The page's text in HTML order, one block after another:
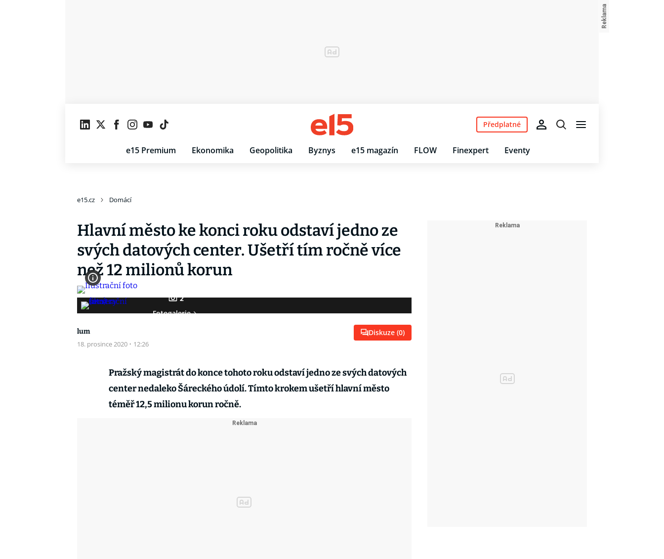
e15 Premium Ekonomika Geopolitika Byznys e15 magazín FLOW Finexpert Eventy
Předplatné
e15.cz Domácí
Hlavní město ke konci roku odstaví jedno ze
svých datových center. Ušetří tím ročně více
než 12 milionů korun
2
Fotogalerie
lum
18. prosince 2020 · 12:26
Diskuze (0)
Pražský magistrát do konce tohoto roku odstaví jedno ze svých datových
center nedaleko Šáreckého údolí. Tímto krokem ušetří hlavní město
téměř 12,5 milionu korun ročně.